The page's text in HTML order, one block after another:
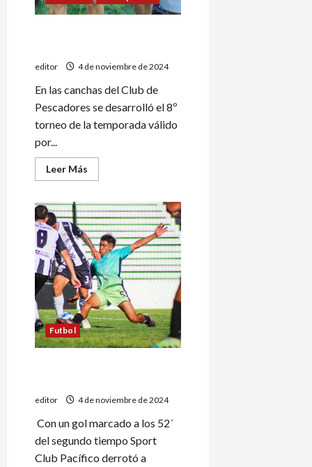
editor 4 de noviembre de 2024
En las canchas del Club de
Pescadores se desarrolló el 8º
torneo de la temporada válido
por...
Leer Más
más
Circuito
Toss
Tennis:
se
disputó
el
8º
torneo
del
año
Futbol
editor 4 de noviembre de 2024
Con un gol marcado a los 52´
del segundo tiempo Sport
Club Pacífico derrotó a